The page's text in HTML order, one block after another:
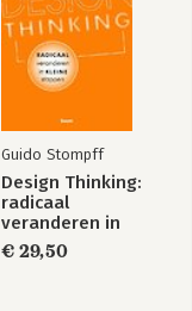
Guido Stompff
Design Thinking:
radicaal
veranderen in
kleine stappen
€ 29,50